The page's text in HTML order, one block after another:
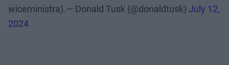
wiceministra).— Donald Tusk (@donaldtusk) July 12,
2024